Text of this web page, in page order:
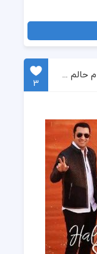
دانلود آهنگ جدید گروه سون بنام حالم خرابه
3